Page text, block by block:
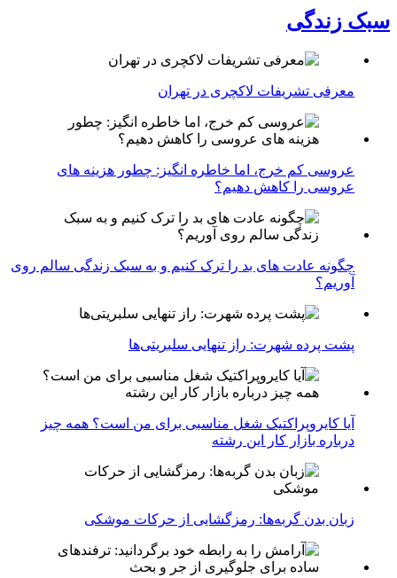
سبک زندگی
معرفی تشریفات لاکچری در تهران
عروسی کم خرج، اما خاطره انگیز: چطور هزینه های
عروسی را کاهش دهیم؟
چگونه عادت‌ های بد را ترک کنیم و به سبک زندگی سالم روی
آوریم؟
پشت پرده شهرت: راز تنهایی سلبریتی‌ها
آیا کایروپراکتیک شغل مناسبی برای من است؟ همه چیز
درباره بازار کار این رشته
زبان بدن گربه‌ها: رمزگشایی از حرکات موشکی